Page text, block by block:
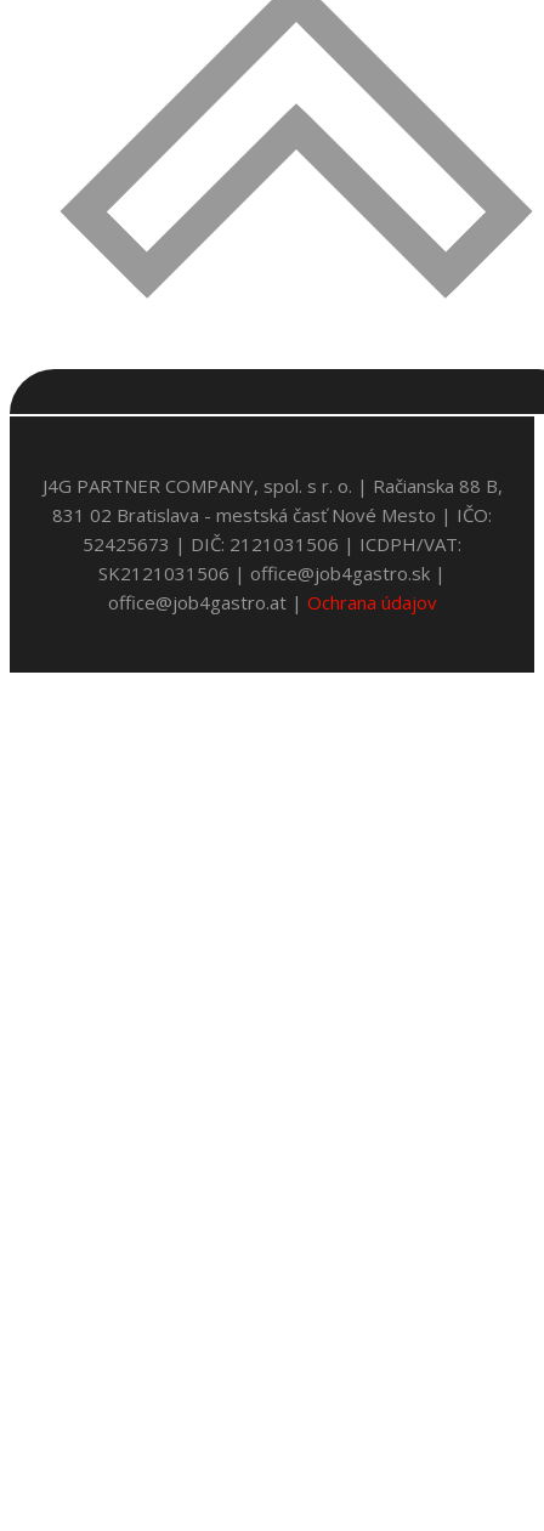
J4G PARTNER COMPANY, spol. s r. o. | Račianska 88 B,
831 02 Bratislava - mestská časť Nové Mesto | IČO:
52425673 | DIČ: 2121031506 | ICDPH/VAT:
SK2121031506 | office@job4gastro.sk |
office@job4gastro.at | Ochrana údajov